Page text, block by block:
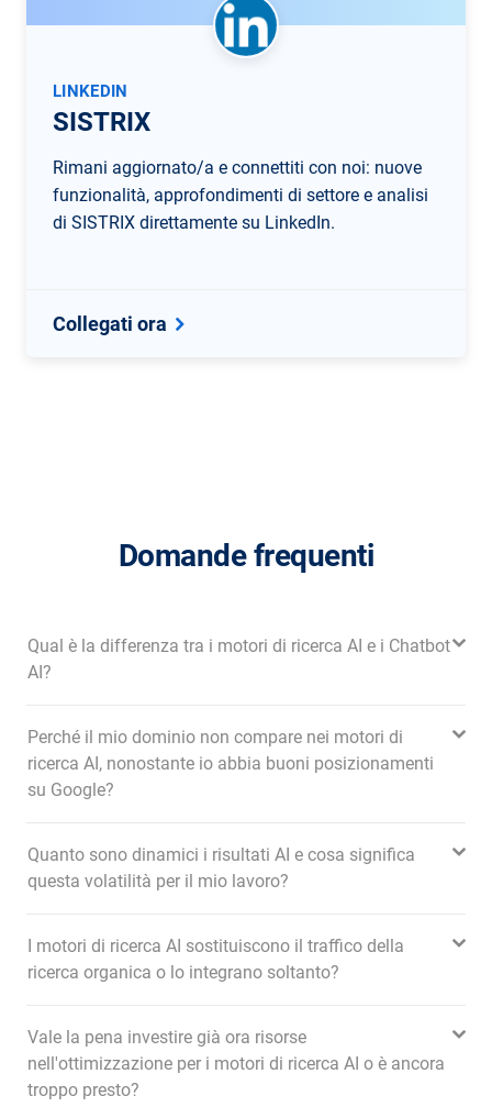
LINKEDIN
SISTRIX
Rimani aggiornato/a e connettiti con noi: nuove
funzionalità, approfondimenti di settore e analisi
di SISTRIX direttamente su LinkedIn.
Collegati ora
Domande frequenti
Qual è la differenza tra i motori di ricerca AI e i Chatbot
AI?
Perché il mio dominio non compare nei motori di
ricerca AI, nonostante io abbia buoni posizionamenti
su Google?
Quanto sono dinamici i risultati AI e cosa significa
questa volatilità per il mio lavoro?
I motori di ricerca AI sostituiscono il traffico della
ricerca organica o lo integrano soltanto?
Vale la pena investire già ora risorse
nell'ottimizzazione per i motori di ricerca AI o è ancora
troppo presto?